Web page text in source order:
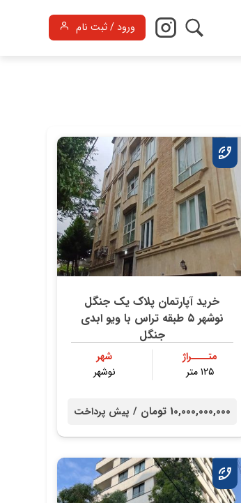
ورود / ثبت نام
خرید آپارتمان پلاک یک جنگل
نوشهر ۵ طبقه تراس با ویو ابدی
جنگل
متــــراژ
۱۲۵ متر
شهر
نوشهر
10,000,000,000 تومان / پیش پرداخت